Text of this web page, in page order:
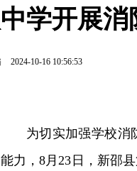
学开展消
2024-10-16 10:56:53
为切实加强学校消
能力，8月23日，新邵